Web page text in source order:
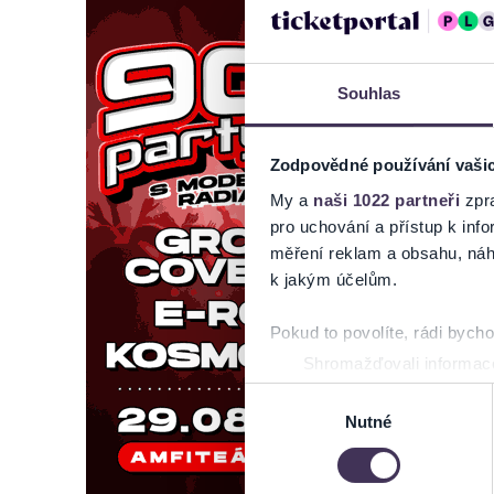
Souhlas
Zodpovědné používání
My a naši 1022 partneři
pro uchování a přístup k
měření reklam a obsahu,
k jakým účelům.
Pokud to povolíte, rádi
Shromažďovali
Identifikovali vaše
Zjistěte více o tom, jak
můžete kdykoliv změnit
souhlasu
Nutné